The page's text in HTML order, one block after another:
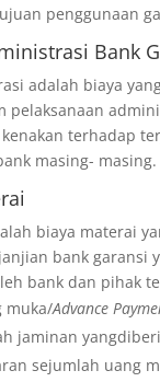
penggunaan
Bank
adalah biaya
pelaksanaan
terhadap
masing- masing.
biaya materai
bank garansi
bank dan pihak
muka/Advance
jaminan
sejumlah uang